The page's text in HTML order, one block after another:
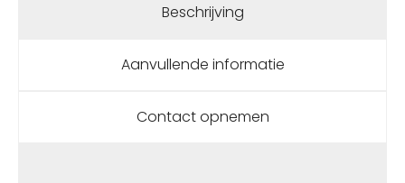
Beschrijving
Aanvullende informatie
Contact opnemen